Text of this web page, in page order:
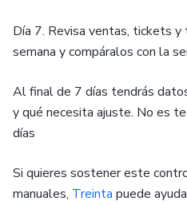
Día 7. Revisa ventas, tickets
semana y compáralos con la
Al final de 7 días tendrás
y qué necesita ajuste. No es
días
Si quieres sostener este
manuales, Treinta puede